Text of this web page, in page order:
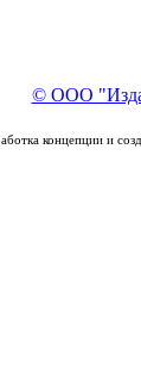
© ООО
концепции и